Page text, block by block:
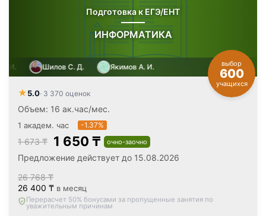
Подготовка к ЕГЭ/ЕНТ
ИНФОРМАТИКА
выбор
600
учащихся
Шилов С. Д. Якимов А. И.
★5.0· 3 370 оценок
Объем: 16 ак.час/мес.
1 академ. час -1.37%
1 673 ₸ 1 650 ₸ очно-заочно
Предложение действует до 15.08.2026
26 768 ₸
26 400 ₸ в месяц
Вернём все оплаченные деньги, если откажетесь после
первого занятия